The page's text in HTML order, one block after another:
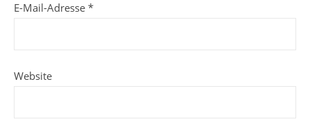
E-Mail-Adresse *
Website